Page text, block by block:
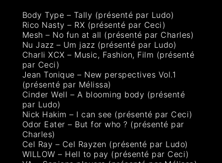
Body Type – Tally (présenté par Ludo)
Rico Nasty – RX (présenté par Ceci)
Mesh – No fun at all (présenté par Charles)
Nu Jazz – Um jazz (présenté par Ludo)
Charli XCX – Music, Fashion, Film (présenté
par Ceci)
Jean Tonique – New perspectives Vol.1
(présenté par Mélissa)
Cinder Well – A blooming body (présenté
par Ludo)
Nick Hakim – I can see (présenté par Ceci)
Odor Eater – But for who ? (présenté par
Charles)
Cel Ray – Cel Rayzen (présenté par Ludo)
WILLOW – Hell to pay (présenté par Ceci)